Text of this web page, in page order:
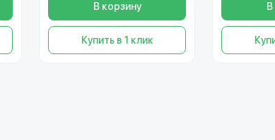
В корзину
Купить в 1 клик